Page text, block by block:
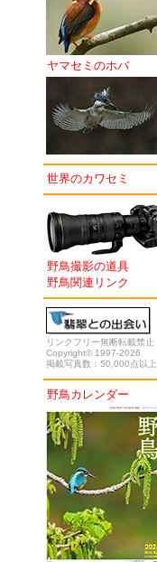
ヤマセミのホバ
世界のカワセミ
野鳥撮影の道具
野鳥関連リンク
リンクフリー無断転載禁止
Copyright© 1997-2026
掲載写真数：50,000点以上
野鳥カレンダー